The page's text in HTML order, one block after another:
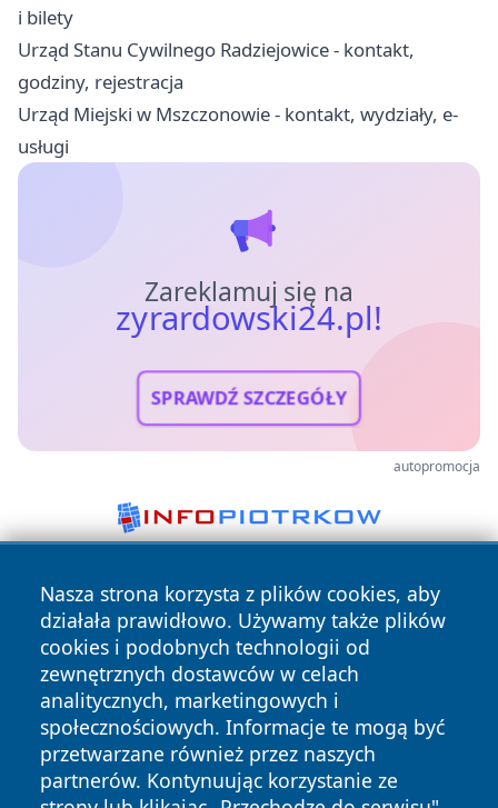
i bilety
Urząd Stanu Cywilnego Radziejowice - kontakt,
godziny, rejestracja
Urząd Miejski w Mszczonowie - kontakt, wydziały, e-
usługi
Zareklamuj się na
zyrardowski24.pl!
SPRAWDŹ SZCZEGÓŁY
autopromocja
Nasza strona korzysta z plików cookies, aby
działała prawidłowo. Używamy także plików
cookies i podobnych technologii od
zewnętrznych dostawców w celach
analitycznych, marketingowych i
społecznościowych. Informacje te mogą być
przetwarzane również przez naszych
partnerów. Kontynuując korzystanie ze
Copyright © 2026 zyrardowski24.pl Wszystkie prawa
zastrzeżone.